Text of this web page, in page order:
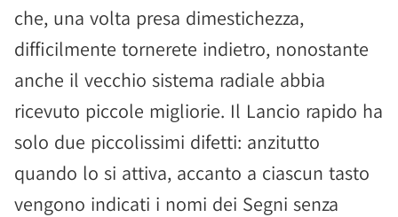
che, una volta presa dimestichezza,
difficilmente tornerete indietro, nonostante
anche il vecchio sistema radiale abbia
ricevuto piccole migliorie. Il Lancio rapido ha
solo due piccolissimi difetti: anzitutto
quando lo si attiva, accanto a ciascun tasto
vengono indicati i nomi dei Segni senza